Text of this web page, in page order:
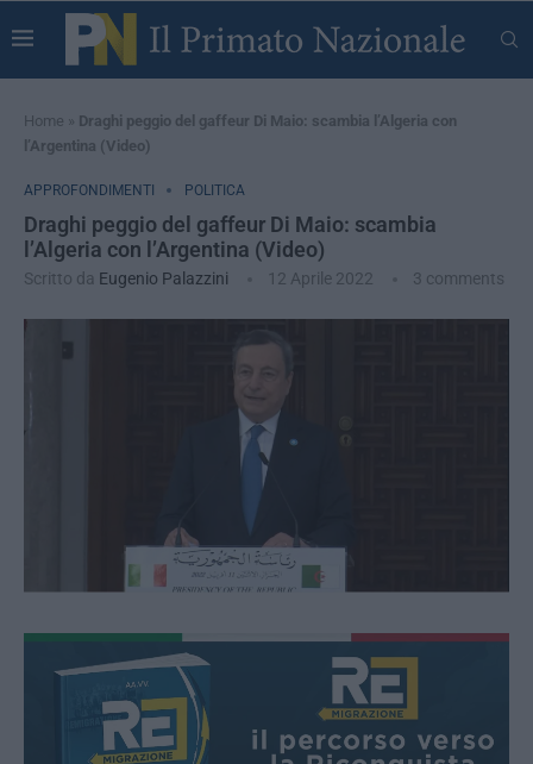
Home » Draghi peggio del gaffeur Di Maio: scambia l’Algeria con
l’Argentina (Video)
APPROFONDIMENTI POLITICA
Draghi peggio del gaffeur Di Maio: scambia
l’Algeria con l’Argentina (Video)
Scritto da Eugenio Palazzini 12 Aprile 2022 3 comments